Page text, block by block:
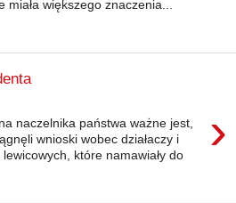
miała większego znaczenia...
›
naczelnika państwa ważne jest,
wnioski wobec działaczy i
które namawiały do